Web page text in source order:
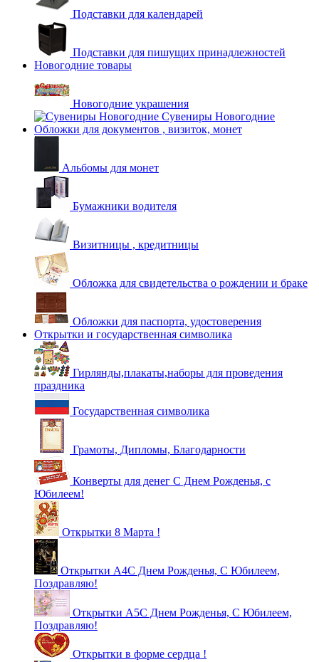
Подставки для календарей
Подставки для пишущих принадлежностей
Новогодние товары
Новогодние украшения
Сувениры Новогодние
Обложки для документов , визиток, монет
Альбомы для монет
Бумажники водителя
Визитницы , кредитницы
Обложка для свидетельства о рождении и браке
Обложки для паспорта, удостоверения
Открытки и государственная символика
Гирлянды,плакаты,наборы для проведения
праздника
Государственная символика
Грамоты, Дипломы, Благодарности
Конверты для денег С Днем Рожденья, с
Юбилеем!
Открытки 8 Марта !
Открытки А4С Днем Рожденья, С Юбилеем,
Поздравляю!
Открытки А5С Днем Рожденья, С Юбилеем,
Поздравляю!
Открытки в форме сердца !